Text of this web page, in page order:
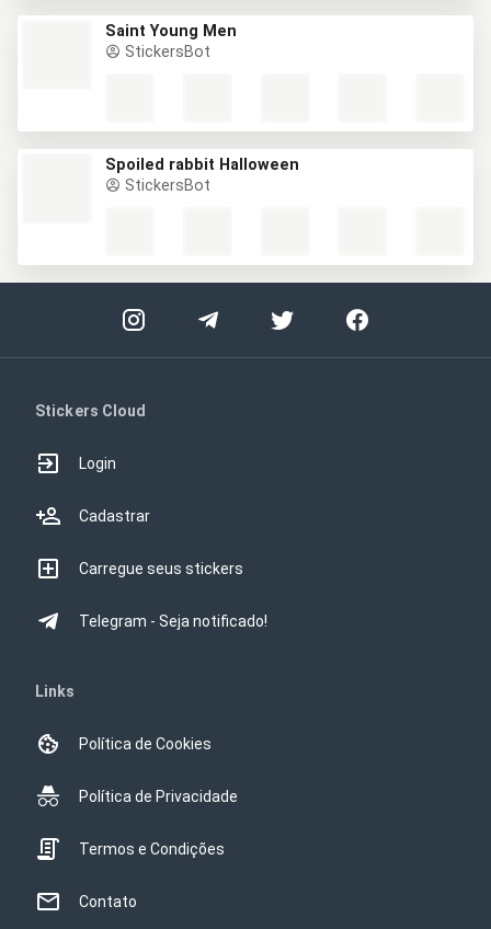
Saint Young Men
StickersBot
Spoiled rabbit Halloween
StickersBot
Stickers Cloud
Login
Cadastrar
Carregue seus stickers
Telegram - Seja notificado!
Links
Política de Cookies
Política de Privacidade
Termos e Condições
Contato